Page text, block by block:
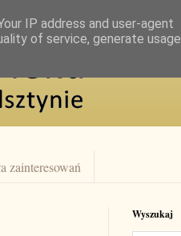
zainteresowań
Wyszukaj
IP address and user-agent
of service, generate usage